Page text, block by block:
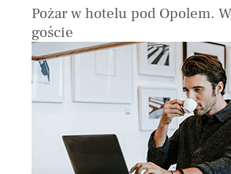
Pożar w hotelu pod Opolem.
goście